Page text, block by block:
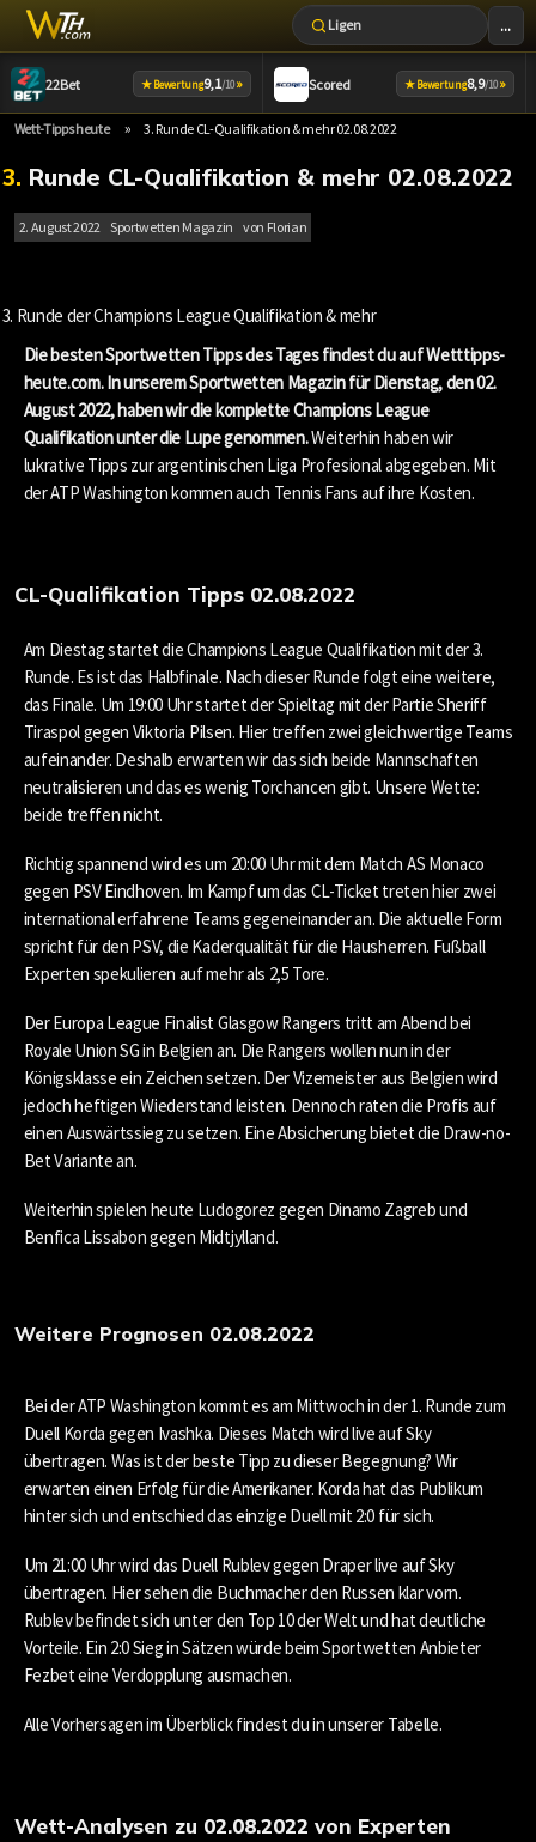
Zum
Inhalt
springen
Ligen ...
22Bet ★Bewertung9,1/10» Scored ★Bewertung8,9/10»
Wett-Tipps heute » 3. Runde CL-Qualifikation & mehr 02.08.2022
3. Runde CL-Qualifikation & mehr 02.08.2022
2. August 2022 Sportwetten Magazin von Florian
3. Runde der Champions League Qualifikation & mehr
Die besten Sportwetten Tipps des Tages findest du auf Wetttipps-
heute.com. In unserem Sportwetten Magazin für Dienstag, den 02.
August 2022, haben wir die komplette Champions League
Qualifikation unter die Lupe genommen.Weiterhin haben wir
lukrative Tipps zur argentinischen Liga Profesional abgegeben. Mit
der ATP Washington kommen auch Tennis Fans auf ihre Kosten.
CL-Qualifikation Tipps 02.08.2022
Am Diestag startet die Champions League Qualifikation mit der 3.
Runde. Es ist das Halbfinale. Nach dieser Runde folgt eine weitere,
das Finale. Um 19:00 Uhr startet der Spieltag mit der Partie Sheriff
Tiraspol gegen Viktoria Pilsen. Hier treffen zwei gleichwertige Teams
aufeinander. Deshalb erwarten wir das sich beide Mannschaften
neutralisieren und das es wenig Torchancen gibt. Unsere Wette:
beide treffen nicht.
Richtig spannend wird es um 20:00 Uhr mit dem Match AS Monaco
gegen PSV Eindhoven. Im Kampf um das CL-Ticket treten hier zwei
international erfahrene Teams gegeneinander an. Die aktuelle Form
spricht für den PSV, die Kaderqualität für die Hausherren. Fußball
Experten spekulieren auf mehr als 2,5 Tore.
Der Europa League Finalist Glasgow Rangers tritt am Abend bei
Royale Union SG in Belgien an. Die Rangers wollen nun in der
Königsklasse ein Zeichen setzen. Der Vizemeister aus Belgien wird
jedoch heftigen Wiederstand leisten. Dennoch raten die Profis auf
einen Auswärtssieg zu setzen. Eine Absicherung bietet die Draw-no-
Bet Variante an.
Weiterhin spielen heute Ludogorez gegen Dinamo Zagreb und
Benfica Lissabon gegen Midtjylland.
Weitere Prognosen 02.08.2022
Bei der ATP Washington kommt es am Mittwoch in der 1. Runde zum
Duell Korda gegen Ivashka. Dieses Match wird live auf Sky
übertragen. Was ist der beste Tipp zu dieser Begegnung? Wir
erwarten einen Erfolg für die Amerikaner. Korda hat das Publikum
hinter sich und entschied das einzige Duell mit 2:0 für sich.
Um 21:00 Uhr wird das Duell Rublev gegen Draper live auf Sky
übertragen. Hier sehen die Buchmacher den Russen klar vorn.
Rublev befindet sich unter den Top 10 der Welt und hat deutliche
Vorteile. Ein 2:0 Sieg in Sätzen würde beim Sportwetten Anbieter
Fezbet eine Verdopplung ausmachen.
Alle Vorhersagen im Überblick findest du in unserer Tabelle.
Wett-Analysen zu 02.08.2022 von Experten